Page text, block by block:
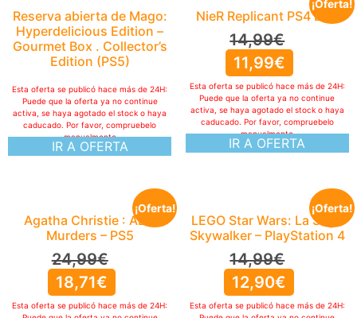
Reserva abierta de Mago:
Hyperdelicious Edition –
Gourmet Box . Collector’s
Edition (PS5)
IR A OFERTA
Esta oferta se publicó hace más de 24H:
Puede que la oferta ya no continue
activa, se haya agotado el stock o haya
caducado. Por favor, compruebelo
manualmente
¡Oferta!
NieR Replicant PS4 ESP
14,99€
11,99€
IR A OFERTA
Esta oferta se publicó hace más de 24H:
Puede que la oferta ya no continue
activa, se haya agotado el stock o haya
caducado. Por favor, compruebelo
manualmente
¡Oferta!
Agatha Christie : ABC
Murders – PS5
24,99€
18,71€
Esta oferta se publicó hace más de 24H:
¡Oferta!
LEGO Star Wars: La Saga
Skywalker – PlayStation 4
14,99€
12,90€
Esta oferta se publicó hace más de 24H: